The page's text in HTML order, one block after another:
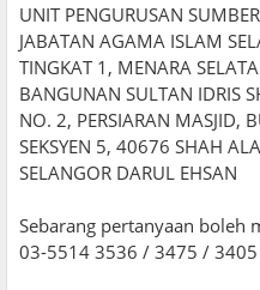
UNIT PENGURUSAN
JABATAN AGAMA ISLAM
TINGKAT 1, MENARA
BANGUNAN SULTAN IDRIS
NO. 2, PERSIARAN MASJID,
SEKSYEN 5, 40676 SHAH
SELANGOR DARUL EHSAN
Sebarang pertanyaan boleh
03-5514 3536 / 3475 /